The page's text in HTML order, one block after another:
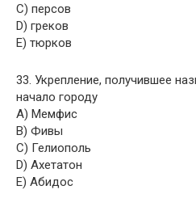
C) персов
D) греков
E) тюрков
33. Укрепление, получившее
начало городу
A) Мемфис
B) Фивы
C) Гелиополь
D) Ахетатон
E) Абидос